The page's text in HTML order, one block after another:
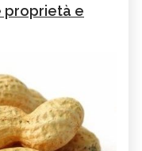
proprietà e